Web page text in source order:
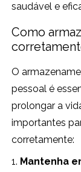
saudável e
Como
O
pessoal é
prolongar a
importantes
corretamente:
1. Mantenha